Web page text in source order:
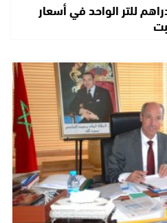
مرتقبة ما بين 2و3 دراهم للتر الواحد في أسعار